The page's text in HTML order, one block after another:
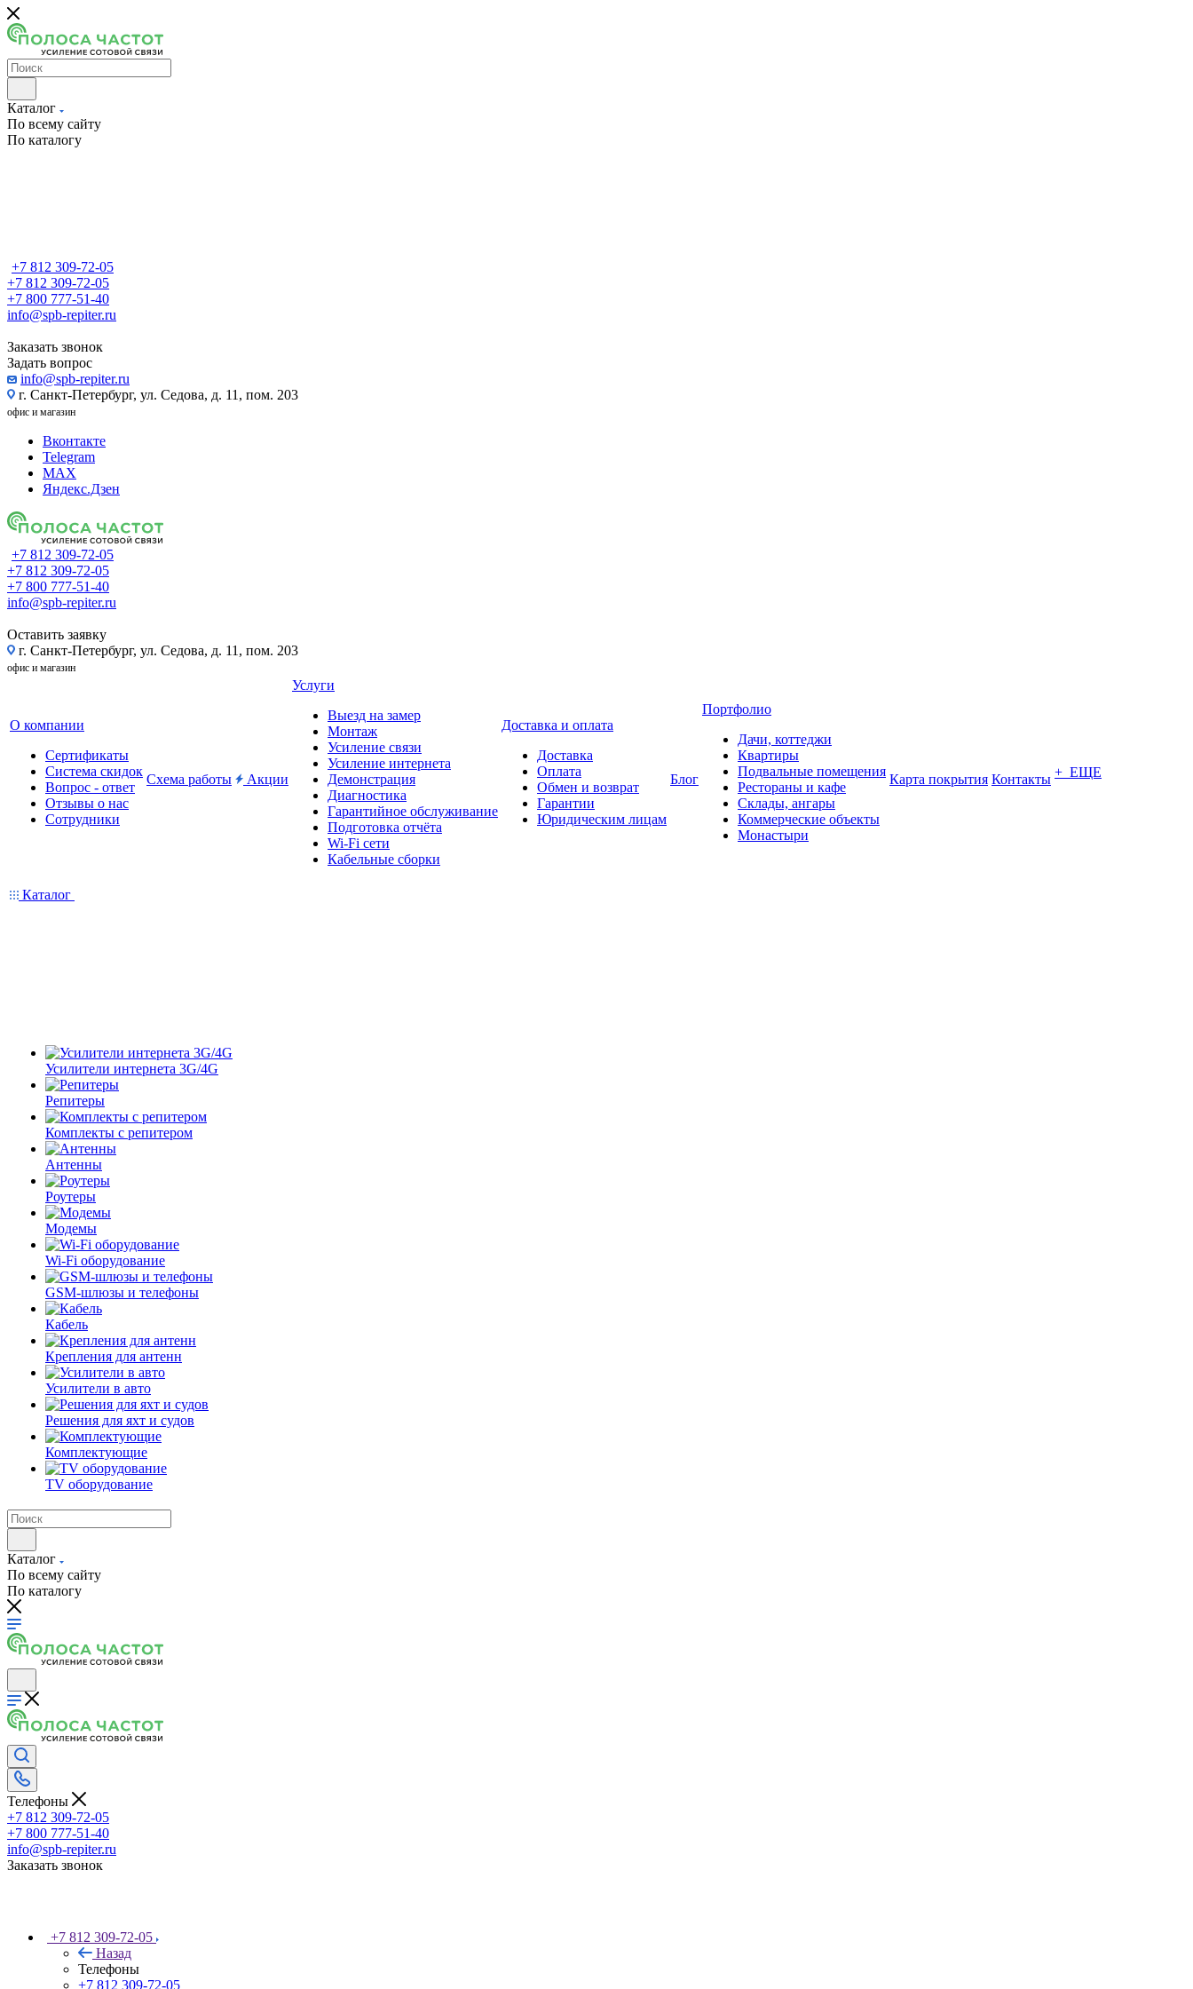
Каталог
По всему сайту
По каталогу
+7 812 309-72-05
+7 812 309-72-05
+7 800 777-51-40
info@spb-repiter.ru
Заказать звонок
Задать вопрос
info@spb-repiter.ru
г. Санкт-Петербург, ул. Седова, д. 11, пом. 203
офис и магазин
Вконтакте
Telegram
MAX
Яндекс.Дзен
+7 812 309-72-05
+7 812 309-72-05
+7 800 777-51-40
info@spb-repiter.ru
Оставить заявку
г. Санкт-Петербург, ул. Седова, д. 11, пом. 203
офис и магазин
О компании
Сертификаты
Система скидок
Вопрос - ответ
Отзывы о нас
Сотрудники
Схема работы Акции
Услуги
Выезд на замер
Монтаж
Усиление связи
Усиление интернета
Демонстрация
Диагностика
Гарантийное обслуживание
Подготовка отчёта
Wi-Fi сети
Кабельные сборки
Доставка и оплата
Доставка
Оплата
Обмен и возврат
Гарантии
Юридическим лицам
Блог
Портфолио
Дачи, коттеджи
Квартиры
Подвальные помещения
Рестораны и кафе
Склады, ангары
Коммерческие объекты
Монастыри
Карта покрытия Контакты + ЕЩЕ
Каталог
Усилители интернета 3G/4G
Репитеры
Комплекты с репитером
Антенны
Роутеры
Модемы
Wi-Fi оборудование
GSM-шлюзы и телефоны
Кабель
Крепления для антенн
Усилители в авто
Решения для яхт и судов
Комплектующие
TV оборудование
Каталог
По всему сайту
По каталогу
Телефоны
+7 812 309-72-05
+7 800 777-51-40
info@spb-repiter.ru
Заказать звонок
+7 812 309-72-05
Назад
Телефоны
+7 812 309-72-05